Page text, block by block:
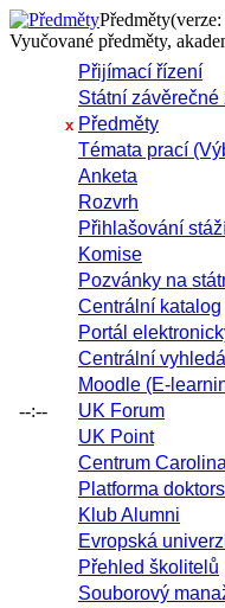
Předměty
Vyučované předměty,
--:--
Přijímací řízení
Státní závěrečné
x Předměty
Témata prací
Anketa
Rozvrh
Přihlašování
Komise
Pozvánky na
Centrální katalog
Portál
Centrální
Moodle (E-
UK Forum
UK Point
Centrum Carolina
Platforma
Klub Alumni
Evropská
Přehled školitelů
Souborový